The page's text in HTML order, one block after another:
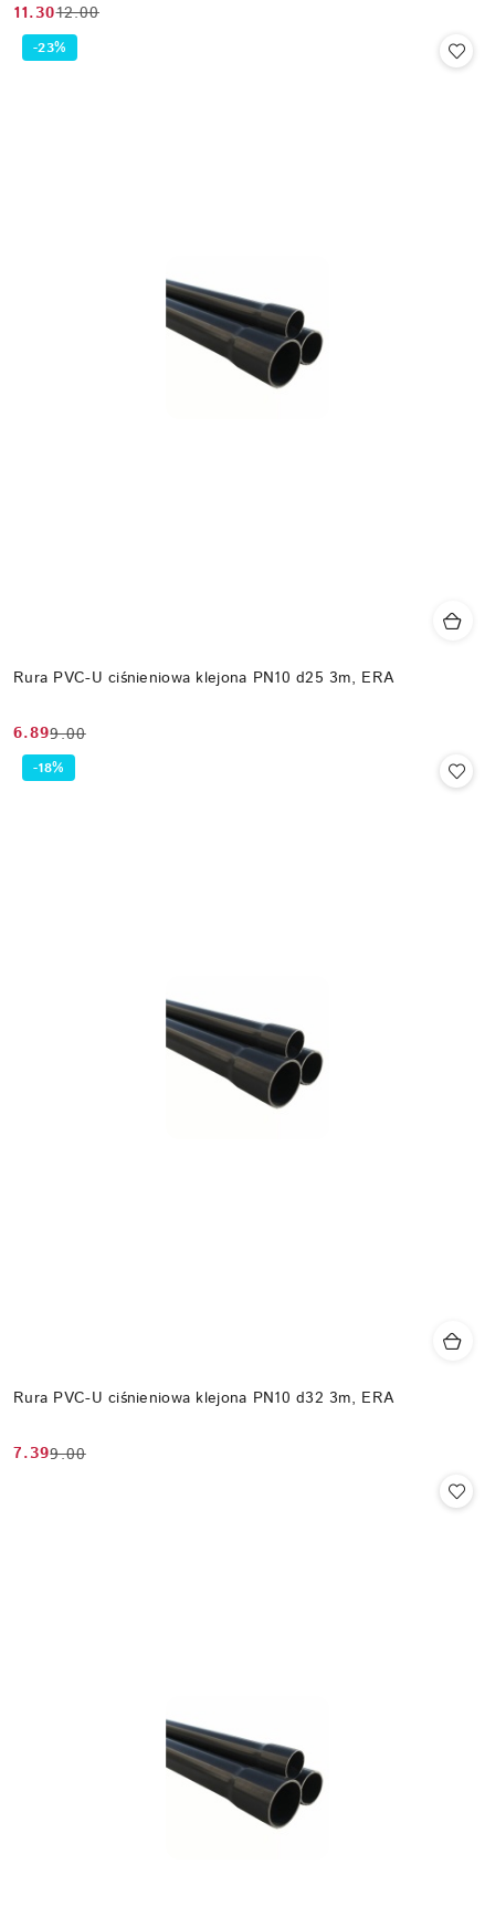
Cena
promocyjna:
11.30
Cena
przed
12.00
Rura PVC-U ciśnieniowa klejona PN10 d25 3m, ERA
Cena
promocyjna:
6.89
Cena
przed
9.00
-23%
Rura PVC-U ciśnieniowa klejona PN10 d32 3m, ERA
Cena
7.39
Cena9.00
-18%